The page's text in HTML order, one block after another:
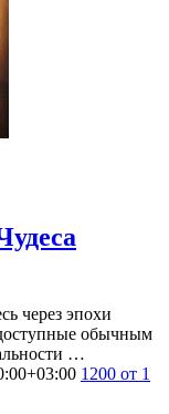
через эпохи
обычным
…
1200 от 1